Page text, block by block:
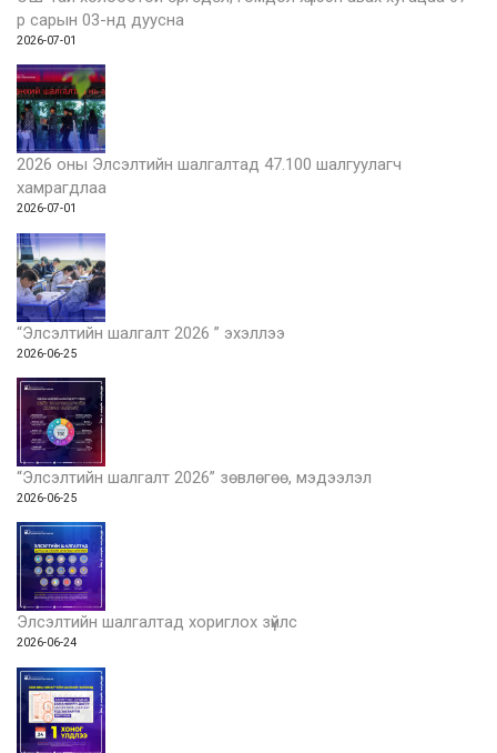
р сарын 03-нд дуусна
2026-07-01
2026 оны Элсэлтийн шалгалтад 47.100 шалгуулагч
хамрагдлаа
2026-07-01
“Элсэлтийн шалгалт 2026 ” эхэллээ
2026-06-25
“Элсэлтийн шалгалт 2026” зөвлөгөө, мэдээлэл
2026-06-25
Элсэлтийн шалгалтад хориглох зүйлс
2026-06-24